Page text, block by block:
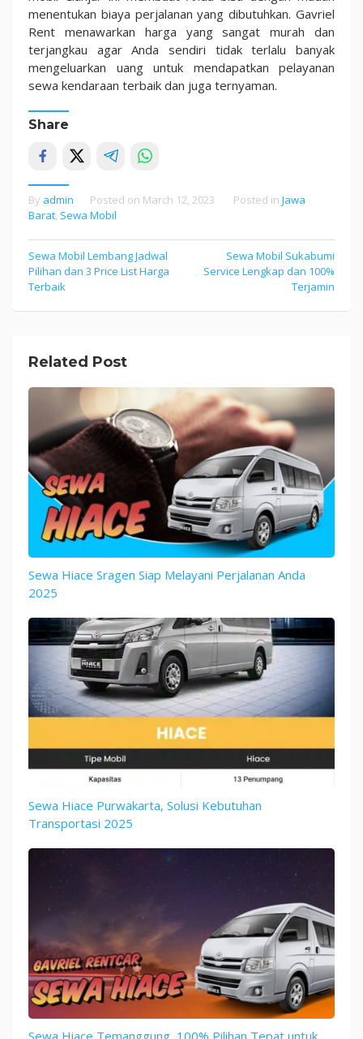
menentukan biaya perjalanan yang dibutuhkan. Gavriel
Rent menawarkan harga yang sangat murah dan
terjangkau agar Anda sendiri tidak terlalu banyak
mengeluarkan uang untuk mendapatkan pelayanan
sewa kendaraan terbaik dan juga ternyaman.
Share
By admin Posted on March 12, 2023 Posted in Jawa
Barat, Sewa Mobil
Post
navigation
Sewa Mobil Lembang Jadwal
Pilihan dan 3 Price List Harga
Terbaik
Sewa Mobil Sukabumi
Service Lengkap dan 100%
Terjamin
Related Post
Sewa Hiace Sragen Siap Melayani Perjalanan Anda
2025
Sewa Hiace Purwakarta, Solusi Kebutuhan
Transportasi 2025
Sewa Hiace Temanggung, 100% Pilihan Tepat untuk